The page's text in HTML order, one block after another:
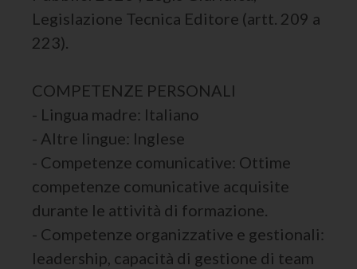
Legislazione Tecnica Editore (artt. 209 a
223).
COMPETENZE PERSONALI
- Lingua madre: Italiano
- Altre lingue: Inglese
- Competenze comunicative: Ottime
competenze comunicative acquisite
durante le attività di formazione.
- Competenze organizzative e gestionali:
leadership, capacità di gestione di team